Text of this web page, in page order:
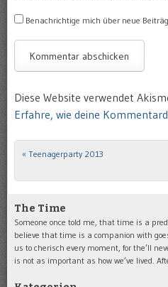
Benachrichtige mich über neue
Diese Website verwendet
Erfahre, wie deine
Post navigation
« Teenagerparty 2013
The Time
Someone once told me, that time is a
believe that time is a companion with
us to cherisch every moment, for the’ll
is not as important as how we’ve lived.